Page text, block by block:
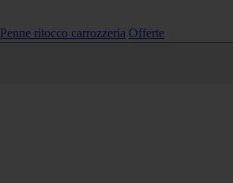
Penne ritocco carrozzeria Offerte